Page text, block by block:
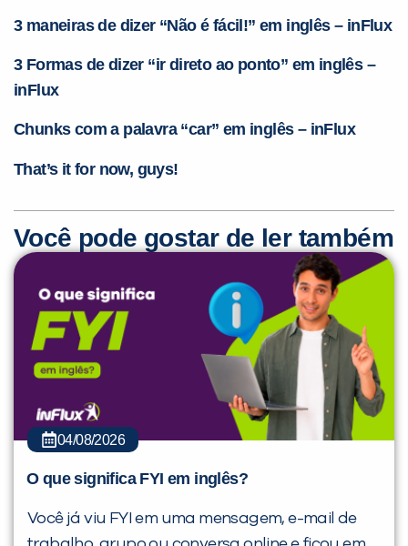
3 maneiras de dizer “Não é fácil!” em inglês – inFlux
3 Formas de dizer “ir direto ao ponto” em inglês –
inFlux
Chunks com a palavra “car” em inglês – inFlux
That’s it for now, guys!
Você pode gostar de ler também
04/08/2026
O que significa FYI em inglês?
Você já viu FYI em uma mensagem, e-mail de